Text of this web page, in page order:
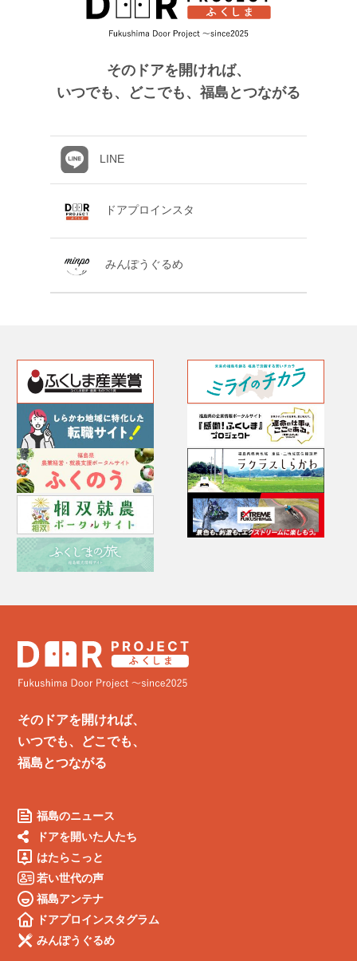
そのドアを開ければ、
いつでも、どこでも、福島とつながる
LINE
ドアプロインスタ
みんぽうぐるめ
そのドアを開ければ、
いつでも、どこでも、
福島とつながる
福島のニュース
ドアを開いた人たち
はたらこっと
若い世代の声
福島アンテナ
ドアプロインスタグラム
みんぽうぐるめ